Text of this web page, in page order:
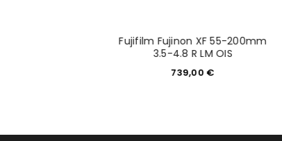
Fujifilm Fujinon XF 55-200mm
3.5-4.8 R LM OIS
739,00€